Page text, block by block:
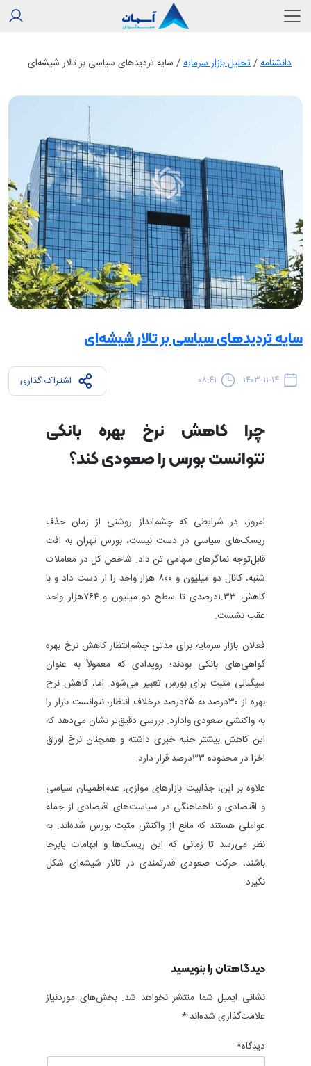
دانشنامه/تحلیل بازار سرمایه/ سایه تردیدهای سیاسی بر تالار شیشه‌ای
سایه تردیدهای سیاسی بر تالار شیشه‌ای
اشتراک گذاری
چرا کاهش نرخ بهره بانکی
نتوانست بورس را صعودی کند؟
امروز، در شرایطی که چشم‌انداز روشنی از زمان حذف
ریسک‌های سیاسی در دست نیست، بورس تهران به افت
قابل‌توجه نماگرهای سهامی تن داد. شاخص کل در معاملات
شنبه، کانال دو میلیون و ۸۰۰ هزار واحد را از دست داد و با
کاهش ۱.۳۳‌درصدی تا سطح دو میلیون و ۷۶۴‌هزار واحد
عقب نشست.
فعالان بازار سرمایه برای مدتی چشم‌انتظار کاهش نرخ بهره
گواهی‌های بانکی بودند؛ رویدادی که معمولاً به عنوان
سیگنالی مثبت برای بورس تعبیر می‌شود. اما، کاهش نرخ
بهره از ۳۰‌درصد به ۲۵‌درصد برخلاف انتظار، نتوانست بازار را
به واکنشی صعودی وادارد. بررسی دقیق‌تر نشان می‌دهد که
این کاهش بیشتر جنبه خبری داشته و همچنان نرخ اوراق
اخزا در محدوده ۳۳‌درصد قرار دارد.
علاوه بر این، جذابیت بازارهای موازی، عدم‌اطمینان سیاسی
و اقتصادی و ناهماهنگی در سیاست‌های اقتصادی از جمله
عواملی هستند که مانع از واکنش مثبت بورس شده‌اند. به
نظر می‌رسد تا زمانی که این ریسک‌ها و ابهامات پابرجا
باشند، حرکت صعودی قدرتمندی در تالار شیشه‌ای شکل
نگیرد.
دیدگاهتان را بنویسید
نشانی ایمیل شما منتشر نخواهد شد. بخش‌های موردنیاز
علامت‌گذاری شده‌اند*
دیدگاه*